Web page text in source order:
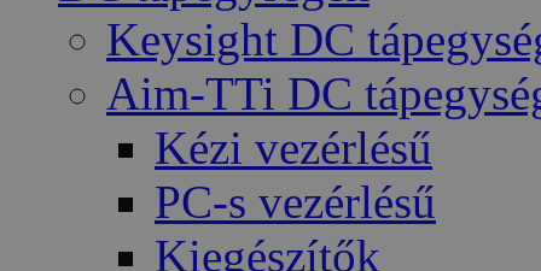
Keysight DC
Aim-TTi DC
Kézi vezérlésű
PC-s vezérlésű
Kiegészítők